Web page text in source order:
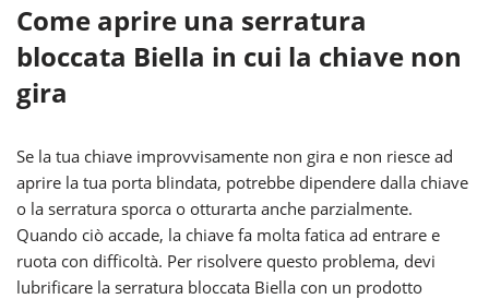
Come aprire una serratura
bloccata Biella in cui la chiave non
gira
Se la tua chiave improvvisamente non gira e non riesce ad
aprire la tua porta blindata, potrebbe dipendere dalla chiave
o la serratura sporca o otturarta anche parzialmente.
Quando ciò accade, la chiave fa molta fatica ad entrare e
ruota con difficoltà. Per risolvere questo problema, devi
lubrificare la serratura bloccata Biella con un prodotto